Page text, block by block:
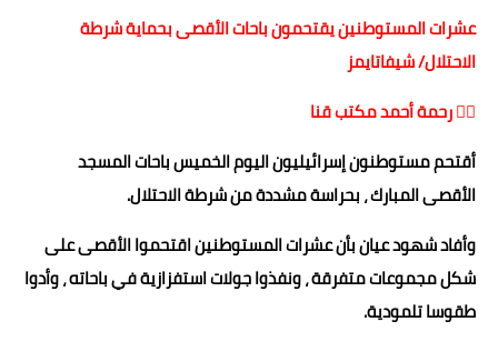
حوادث وقضايا
فن المطبخ
عشرات المستوطنين يقتحمون باحات الأقصى بحماية شرطة
الاحتلال/ شيفاتايمز
✍🏻 رحمة أحمد مكتب قنا
أقتحم مستوطنون إسرائيليون اليوم الخميس باحات المسجد
الأقصى المبارك ، بحراسة مشددة من شرطة الاحتلال.
وأفاد شهود عيان بأن عشرات المستوطنين اقتحموا الأقصى على
شكل مجموعات متفرقة ، ونفذوا جولات استفزازية في باحاته ، وأدوا
طقوسا تلمودية.